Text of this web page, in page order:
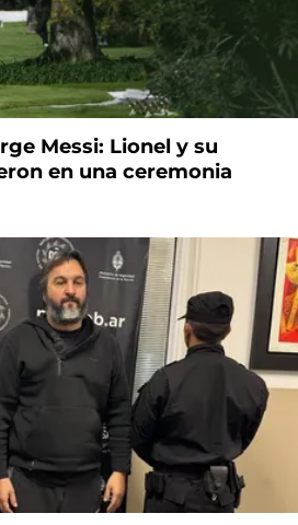
Messi: Lionel y su
en una ceremonia